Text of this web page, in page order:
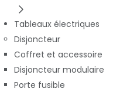
Tableaux électriques
Disjoncteur
Coffret et accessoire
Disjoncteur modulaire
Porte fusible